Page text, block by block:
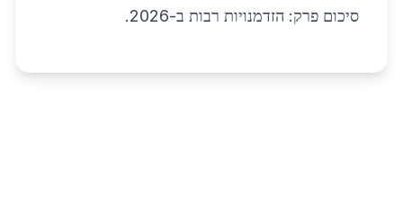
סיכום פרק: הזדמנויות רבות ב-2026.